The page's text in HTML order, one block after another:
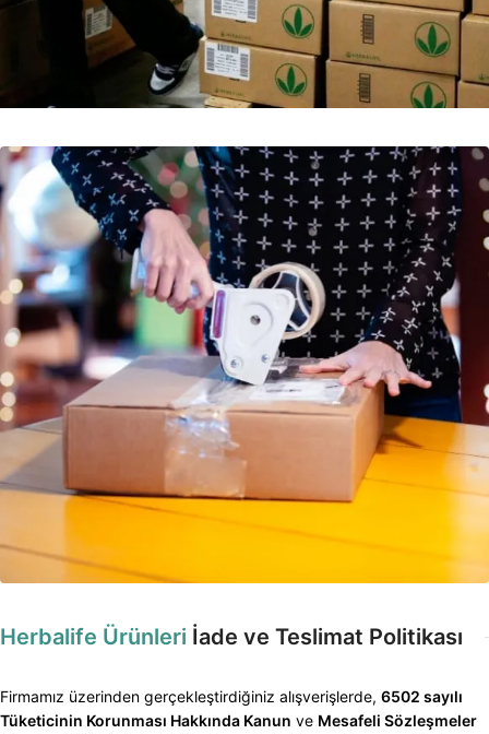
Herbalife Ürünleri İade ve Teslimat Politikası
Firmamız üzerinden gerçekleştirdiğiniz alışverişlerde, 6502 sayılı
Tüketicinin Korunması Hakkında Kanun ve Mesafeli Sözleşmeler